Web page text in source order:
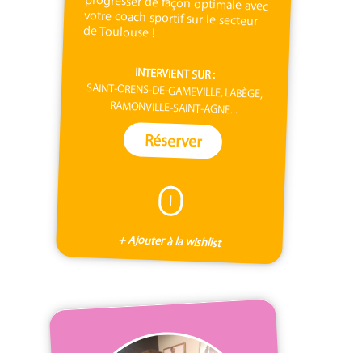
de Toulouse !
INTERVIENT SUR :
SAINT-ORENS-DE-GAMEVILLE, LABÈGE,
RAMONVILLE-SAINT-AGNE...
Réserver
I
+ Ajouter à la wishlist